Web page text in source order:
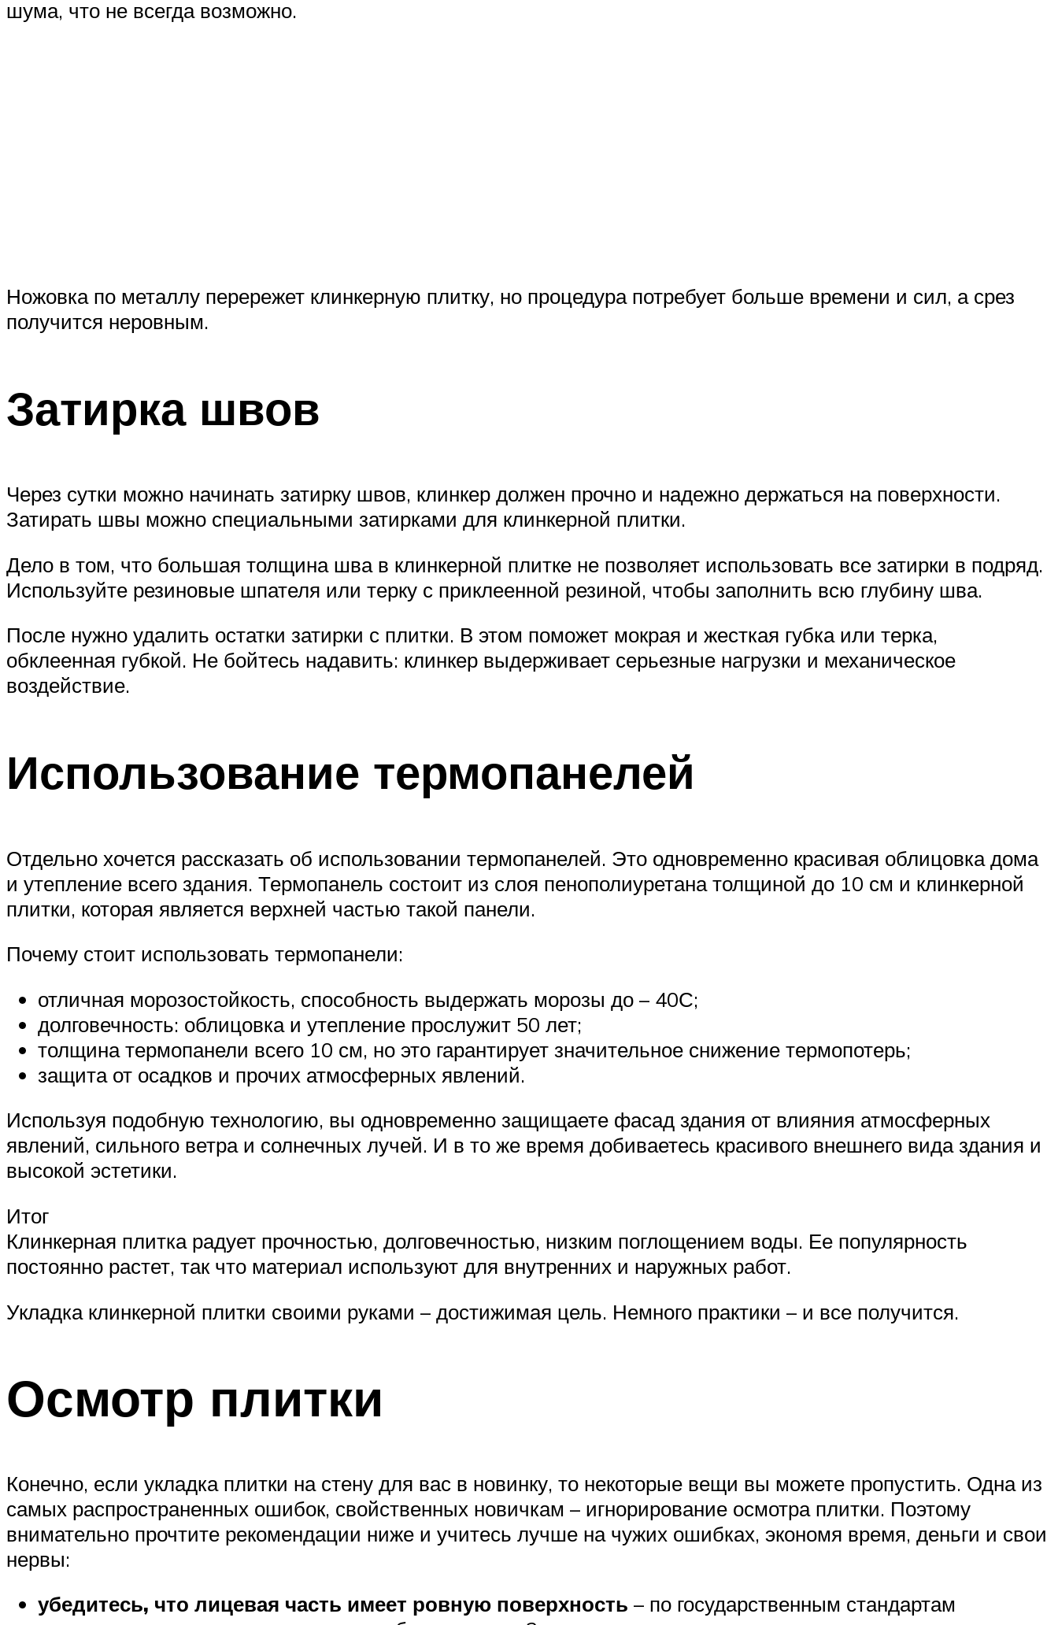
шума, что не всегда возможно.
Ножовка по металлу перережет клинкерную плитку, но процедура потребует больше времени и сил, а срез
получится неровным.
Затирка швов
Через сутки можно начинать затирку швов, клинкер должен прочно и надежно держаться на поверхности.
Затирать швы можно специальными затирками для клинкерной плитки.
Дело в том, что большая толщина шва в клинкерной плитке не позволяет использовать все затирки в подряд.
Используйте резиновые шпателя или терку с приклеенной резиной, чтобы заполнить всю глубину шва.
После нужно удалить остатки затирки с плитки. В этом поможет мокрая и жесткая губка или терка,
обклеенная губкой. Не бойтесь надавить: клинкер выдерживает серьезные нагрузки и механическое
воздействие.
Использование термопанелей
Отдельно хочется рассказать об использовании термопанелей. Это одновременно красивая облицовка дома
и утепление всего здания. Термопанель состоит из слоя пенополиуретана толщиной до 10 см и клинкерной
плитки, которая является верхней частью такой панели.
Почему стоит использовать термопанели:
отличная морозостойкость, способность выдержать морозы до – 40С;
долговечность: облицовка и утепление прослужит 50 лет;
толщина термопанели всего 10 см, но это гарантирует значительное снижение термопотерь;
защита от осадков и прочих атмосферных явлений.
Используя подобную технологию, вы одновременно защищаете фасад здания от влияния атмосферных
явлений, сильного ветра и солнечных лучей. И в то же время добиваетесь красивого внешнего вида здания и
высокой эстетики.
Итог
Клинкерная плитка радует прочностью, долговечностью, низким поглощением воды. Ее популярность
постоянно растет, так что материал используют для внутренних и наружных работ.
Укладка клинкерной плитки своими руками – достижимая цель. Немного практики – и все получится.
Осмотр плитки
Конечно, если укладка плитки на стену для вас в новинку, то некоторые вещи вы можете пропустить. Одна из
самых распространенных ошибок, свойственных новичкам – игнорирование осмотра плитки. Поэтому
внимательно прочтите рекомендации ниже и учитесь лучше на чужих ошибках, экономя время, деньги и свои
нервы:
убедитесь, что лицевая часть имеет ровную поверхность – по государственным стандартам